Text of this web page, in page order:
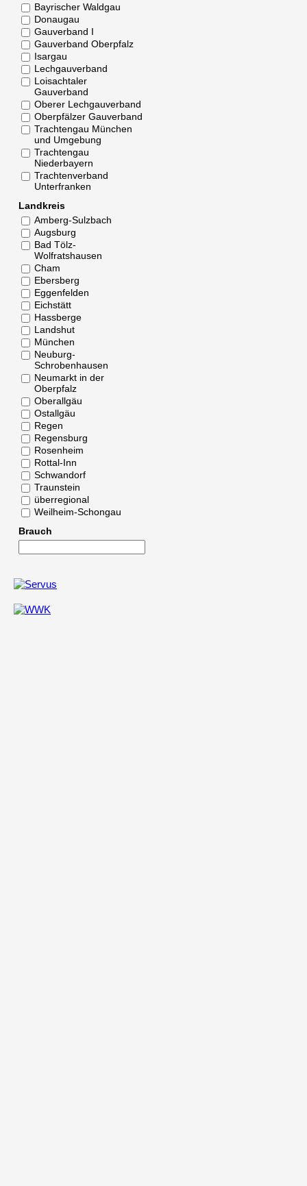
Bayrischer Waldgau
Donaugau
Gauverband I
Gauverband Oberpfalz
Isargau
Lechgauverband
Loisachtaler
Gauverband
Oberer Lechgauverband
Oberpfälzer Gauverband
Trachtengau München
und Umgebung
Trachtengau
Niederbayern
Trachtenverband
Unterfranken
Landkreis
Amberg-Sulzbach
Augsburg
Bad Tölz-
Wolfratshausen
Cham
Ebersberg
Eggenfelden
Eichstätt
Hassberge
Landshut
München
Neuburg-
Schrobenhausen
Neumarkt in der
Oberpfalz
Oberallgäu
Ostallgäu
Regen
Regensburg
Rosenheim
Rottal-Inn
Schwandorf
Traunstein
überregional
Weilheim-Schongau
Brauch